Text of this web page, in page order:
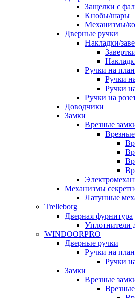
Защелки с
Кнобы/шары
Механизмы/
Дверные ручки
Накладки/
Ручки на
Ручки
Ручки
Ручки на
Доводчики
Замки
Врезные
Механизмы
Латунные
Trelleborg
Дверная фурнитура
Уплотнители
WINDOORPRO
Дверные ручки
Ручки на
Ручки
Замки
Врезные